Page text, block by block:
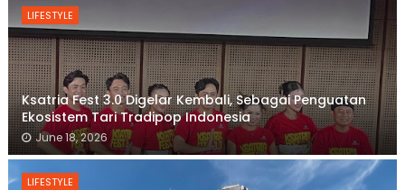
LIFESTYLE
Ksatria Fest 3.0 Digelar Kembali, Sebagai Penguatan
Ekosistem Tari Tradipop Indonesia
June 18, 2026
LIFESTYLE